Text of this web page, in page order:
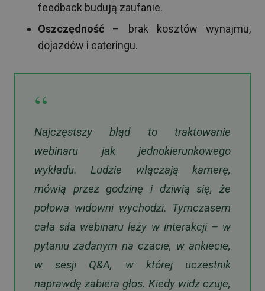
feedback budują zaufanie.
Oszczędność – brak kosztów wynajmu,
dojazdów i cateringu.
“
Najczęstszy błąd to traktowanie
webinaru jak jednokierunkowego
wykładu. Ludzie włączają kamerę,
mówią przez godzinę i dziwią się, że
połowa widowni wychodzi. Tymczasem
cała siła webinaru leży w interakcji – w
pytaniu zadanym na czacie, w ankiecie,
w sesji Q&A, w której uczestnik
naprawdę zabiera głos. Kiedy widz czuje,